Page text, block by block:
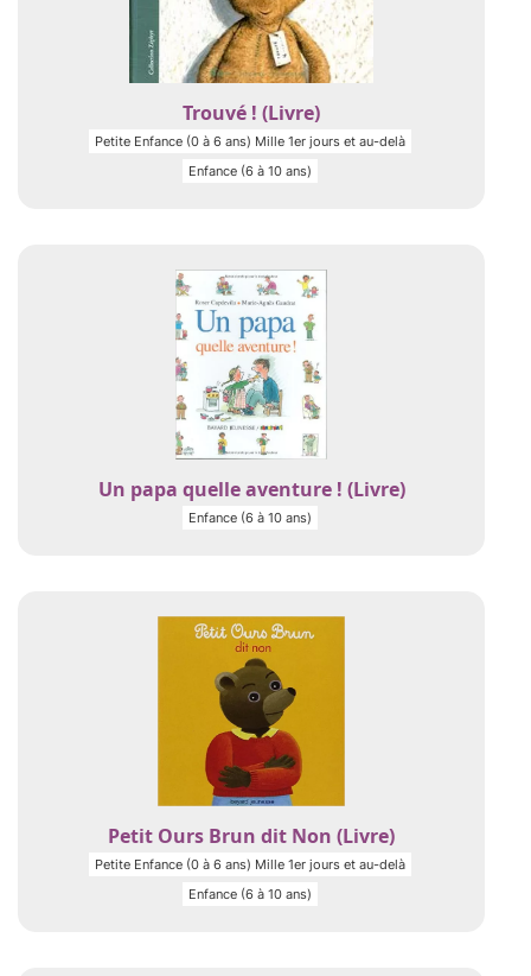
Trouvé ! (Livre)
Petite Enfance (0 à 6 ans) Mille 1er jours et au-delà
Enfance (6 à 10 ans)
Un papa quelle aventure ! (Livre)
Enfance (6 à 10 ans)
Petit Ours Brun dit Non (Livre)
Petite Enfance (0 à 6 ans) Mille 1er jours et au-delà
Enfance (6 à 10 ans)